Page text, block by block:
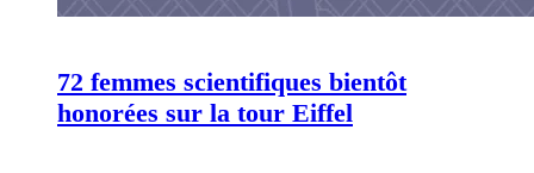
72 femmes scientifiques bientôt
honorées sur la tour Eiffel